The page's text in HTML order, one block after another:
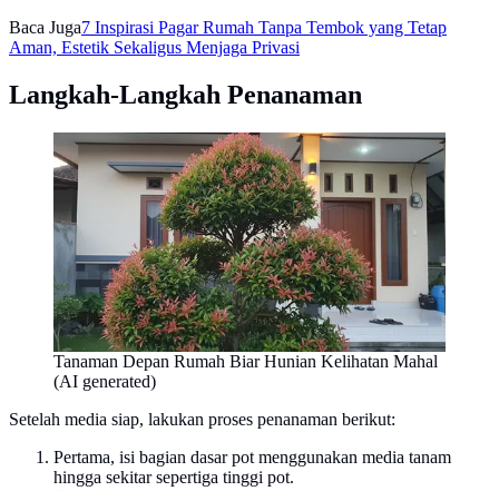
Baca Juga7 Inspirasi Pagar Rumah Tanpa Tembok yang Tetap
Aman, Estetik Sekaligus Menjaga Privasi
Langkah-Langkah Penanaman
Tanaman Depan Rumah Biar Hunian Kelihatan Mahal
(AI generated)
Setelah media siap, lakukan proses penanaman berikut:
Pertama, isi bagian dasar pot menggunakan media tanam
hingga sekitar sepertiga tinggi pot.